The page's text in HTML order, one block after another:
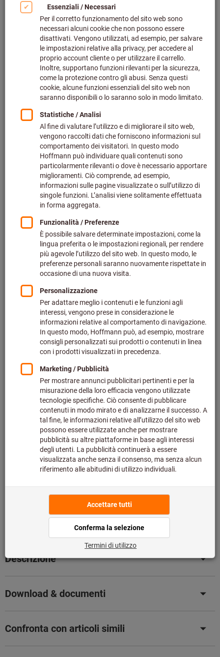
Fare clic per ingrandire l‘immagine
Prezzo per 1 Articolo
più IVA all’aliquota corrente
Prezzo più spese di spedizione
Effettua il loginper vedere i tuoi prezzi dedicati.
Nel carrello
Tempo di consegna stimato: 1-2 settimane
Si prega di notare i tempi di consegna prolungati:
Questo articolo si ordina direttamente dal produttore,
poiché non fa parte del nostro catalogo e pertanto non è
disponibile a magazzino.Info
Dettagli prodotto
Descrizione
Download & documenti
Confronta con articoli simili